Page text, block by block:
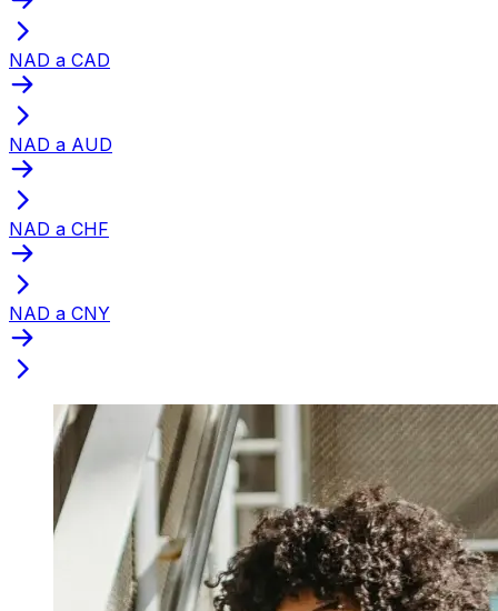
NAD a CAD
NAD a AUD
NAD a CHF
NAD a CNY